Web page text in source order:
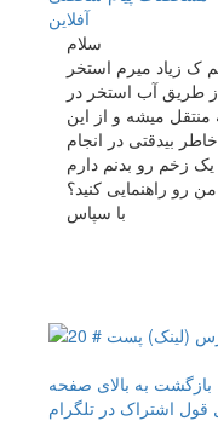
آفلاين
سلام
زیاد میرم استخر
طریق آب استخر در
میشه و از این
بیدقتی در انجام
رو راهنمایی کنید؟
با سپاس
بازگشت به بالای صفحه
قول اشتراک در تلگرام